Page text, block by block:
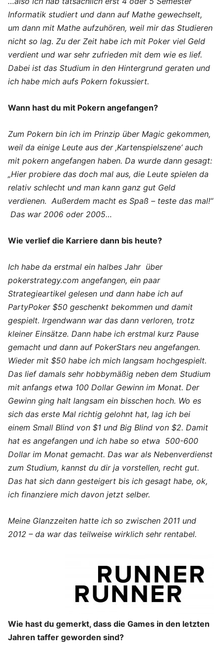
Informatik studiert und dann auf Mathe gewechselt,
um dann mit Mathe aufzuhören, weil mir das Studieren
nicht so lag. Zu der Zeit habe ich mit Poker viel Geld
verdient und war sehr zufrieden mit dem wie es lief.
Dabei ist das Studium in den Hintergrund geraten und
ich habe mich aufs Pokern fokussiert.
Wann hast du mit Pokern angefangen?
Zum Pokern bin ich im Prinzip über Magic gekommen,
weil da einige Leute aus der ‚Kartenspielszene‘ auch
mit pokern angefangen haben. Da wurde dann gesagt:
„Hier probiere das doch mal aus, die Leute spielen da
relativ schlecht und man kann ganz gut Geld
verdienen. Außerdem macht es Spaß – teste das mal!“
Das war 2006 oder 2005…
Wie verlief die Karriere dann bis heute?
Ich habe da erstmal ein halbes Jahr über
pokerstrategy.com angefangen, ein paar
Strategieartikel gelesen und dann habe ich auf
PartyPoker $50 geschenkt bekommen und damit
gespielt. Irgendwann war das dann verloren, trotz
kleiner Einsätze. Dann habe ich erstmal kurz Pause
gemacht und dann auf PokerStars neu angefangen.
Wieder mit $50 habe ich mich langsam hochgespielt.
Das lief damals sehr hobbymäßig neben dem Studium
mit anfangs etwa 100 Dollar Gewinn im Monat. Der
Gewinn ging halt langsam ein bisschen hoch. Wo es
sich das erste Mal richtig gelohnt hat, lag ich bei
einem Small Blind von $1 und Big Blind von $2. Damit
hat es angefangen und ich habe so etwa 500-600
Dollar im Monat gemacht. Das war als Nebenverdienst
zum Studium, kannst du dir ja vorstellen, recht gut.
Das hat sich dann gesteigert bis ich gesagt habe, ok,
ich finanziere mich davon jetzt selber.
Meine Glanzzeiten hatte ich so zwischen 2011 und
2012 – da war das teilweise wirklich sehr rentabel.
Wie hast du gemerkt, dass die Games in den letzten
Jahren taffer geworden sind?